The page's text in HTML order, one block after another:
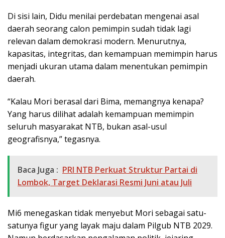
Di sisi lain, Didu menilai perdebatan mengenai asal
daerah seorang calon pemimpin sudah tidak lagi
relevan dalam demokrasi modern. Menurutnya,
kapasitas, integritas, dan kemampuan memimpin harus
menjadi ukuran utama dalam menentukan pemimpin
daerah.
“Kalau Mori berasal dari Bima, memangnya kenapa?
Yang harus dilihat adalah kemampuan memimpin
seluruh masyarakat NTB, bukan asal-usul
geografisnya,” tegasnya.
Baca Juga : PRI NTB Perkuat Struktur Partai di
Lombok, Target Deklarasi Resmi Juni atau Juli
Mi6 menegaskan tidak menyebut Mori sebagai satu-
satunya figur yang layak maju dalam Pilgub NTB 2029.